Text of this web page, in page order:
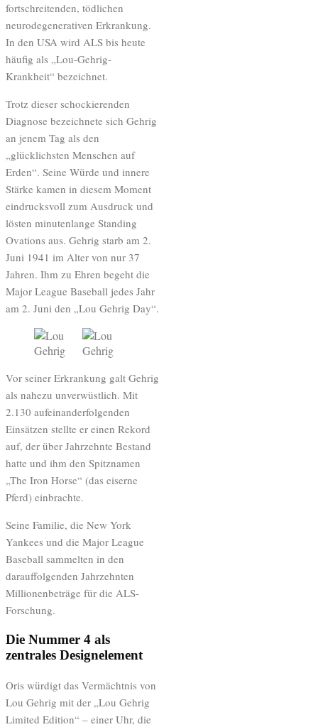
fortschreitenden, tödlichen
neurodegenerativen Erkrankung.
In den USA wird ALS bis heute
häufig als „Lou-Gehrig-
Krankheit“ bezeichnet.
Trotz dieser schockierenden
Diagnose bezeichnete sich Gehrig
an jenem Tag als den
„glücklichsten Menschen auf
Erden“. Seine Würde und innere
Stärke kamen in diesem Moment
eindrucksvoll zum Ausdruck und
lösten minutenlange Standing
Ovations aus. Gehrig starb am 2.
Juni 1941 im Alter von nur 37
Jahren. Ihm zu Ehren begeht die
Major League Baseball jedes Jahr
am 2. Juni den „Lou Gehrig Day“.
Vor seiner Erkrankung galt Gehrig
als nahezu unverwüstlich. Mit
2.130 aufeinanderfolgenden
Einsätzen stellte er einen Rekord
auf, der über Jahrzehnte Bestand
hatte und ihm den Spitznamen
„The Iron Horse“ (das eiserne
Pferd) einbrachte.
Seine Familie, die New York
Yankees und die Major League
Baseball sammelten in den
darauffolgenden Jahrzehnten
Millionenbeträge für die ALS-
Forschung.
Die Nummer 4 als
zentrales Designelement
Oris würdigt das Vermächtnis von
Lou Gehrig mit der „Lou Gehrig
Limited Edition“ – einer Uhr, die